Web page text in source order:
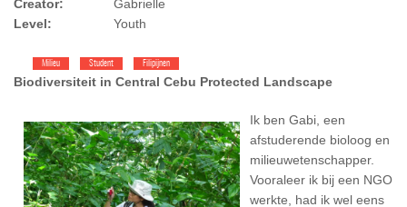
Creator:
Gabrielle
Level:
Youth
Milieu Student Filipijnen
Biodiversiteit in Central Cebu Protected Landscape
Ik ben Gabi, een
afstuderende bioloog en
milieuwetenschapper.
Vooraleer ik bij een NGO
werkte, had ik wel eens